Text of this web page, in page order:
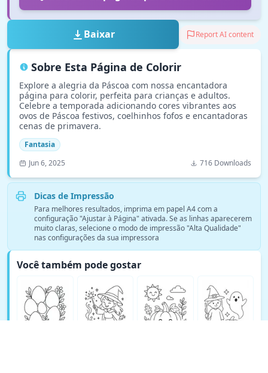
Baixar Report AI content
Sobre Esta Página de Colorir
Explore a alegria da Páscoa com nossa encantadora
página para colorir, perfeita para crianças e adultos.
Celebre a temporada adicionando cores vibrantes aos
ovos de Páscoa festivos, coelhinhos fofos e encantadoras
cenas de primavera.
Fantasia
Jun 6, 2025
716 Downloads
Dicas de Impressão
Para melhores resultados, imprima em papel A4 com a
configuração "Ajustar à Página" ativada. Se as linhas aparecerem
muito claras, selecione o modo de impressão "Alta Qualidade"
nas configurações da sua impressora
Você também pode gostar